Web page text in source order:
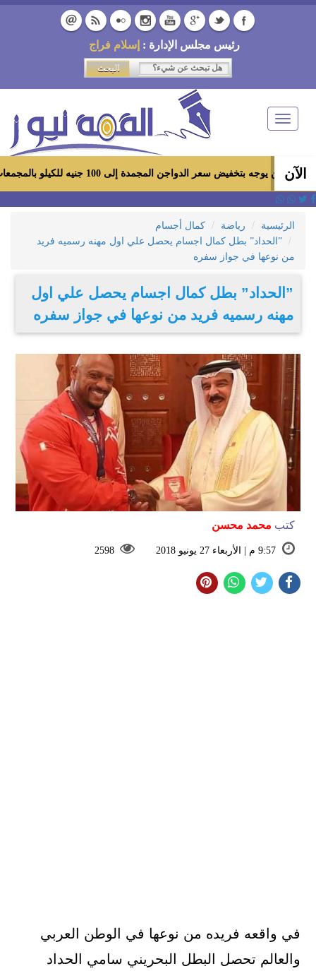
رئيس مجلس الإدارة : إسلام فراج
Toggle
navigation
الآن
سعر الدواجن المجمدة إلى 100 جنيه للكيلو بالمجمعات الاستهلاكية ومعارض «أهلاً رمضان»
الرئيسية رياضة
كمال أجسام
”الحداد” بطل كمال اجسام يحصل علي اول مهنه رسميه فريد
من نوعها في جواز سفره
”الحداد” بطل كمال اجسام يحصل علي اول
مهنه رسميه فريد من نوعها في جواز سفره
كتب محمد محسن
9:57 م | الأربعاء 27 يونيو 2018 2598
في واقعه فريده من نوعها في الوطن العربي
والعالم تحصل البطل البحريني سامي الحداد